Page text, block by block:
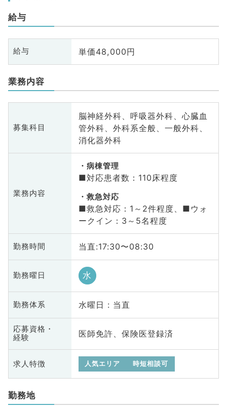
給与
給与 単価48,000円
業務内容
募集科目
脳神経外科、呼吸器外科、心臓血
管外科、外科系全般、一般外科、
消化器外科
業務内容
病棟管理
■対応患者数：110床程度
救急対応
■救急対応：1～2件程度、■ウォ
ークイン：3～5名程度
勤務時間 当直:17:30〜08:30
勤務曜日 水
勤務体系 水曜日 : 当直
応募資格・
経験
医師免許、保険医登録済
求人特徴 人気エリア 時短相談可
勤務地